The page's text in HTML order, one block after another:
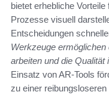
bietet erhebliche
Prozesse visuell
Entscheidungen
Werkzeuge
arbeiten und die
Einsatz von AR-Tools
zu einer